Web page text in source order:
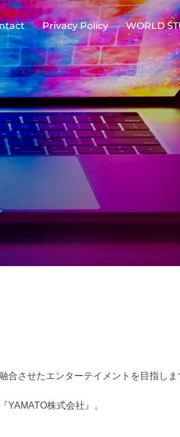
Privacy Policy WORLD
させたエンターテイメントを目指しま
株式会社』。